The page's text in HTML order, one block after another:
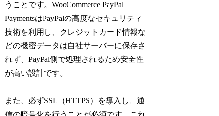
うことです。WooCommerce PayPal
PaymentsはPayPalの高度なセキュリティ
技術を利用し、クレジットカード情報な
どの機密データは自社サーバーに保存さ
れず、PayPal側で処理されるため安全性
が高い設計です。
また、必ずSSL（HTTPS）を導入し、通